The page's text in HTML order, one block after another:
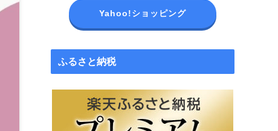
Yahoo!ショッピング
ふるさと納税